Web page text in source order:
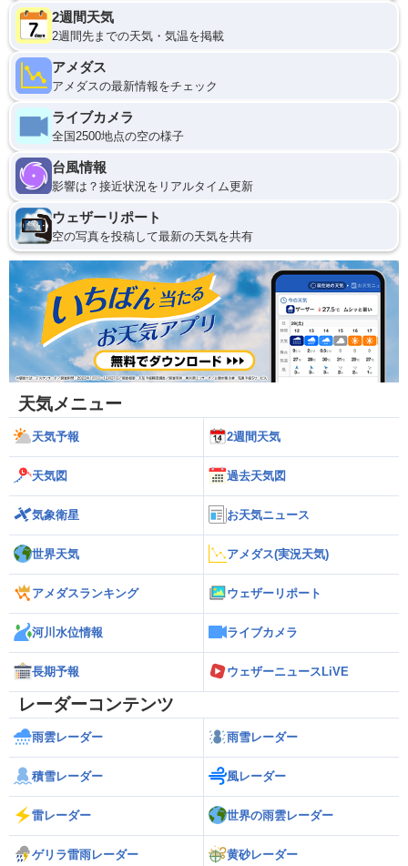
2週間天気
2週間先までの天気・気温を掲載
アメダス
アメダスの最新情報をチェック
ライブカメラ
全国2500地点の空の様子
台風情報
影響は？接近状況をリアルタイム更新
ウェザーリポート
空の写真を投稿して最新の天気を共有
天気メニュー
天気予報 2週間天気
天気図 過去天気図
気象衛星 お天気ニュース
世界天気 アメダス(実況天気)
アメダスランキング ウェザーリポート
河川水位情報 ライブカメラ
長期予報 ウェザーニュースLiVE
レーダーコンテンツ
雨雲レーダー 雨雪レーダー
積雪レーダー 風レーダー
雷レーダー 世界の雨雲レーダー
ゲリラ雷雨レーダー 黄砂レーダー